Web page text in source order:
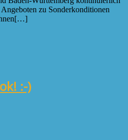
zu Sonderkonditionen
:-)